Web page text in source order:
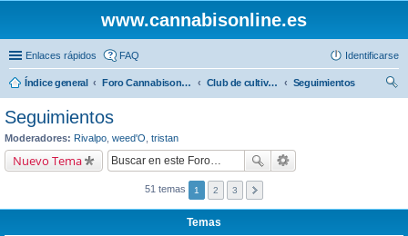
www.cannabisonline.es
Enlaces rápidos FAQ Identificarse
Índice general Foro Cannabisonline Club de cultivo Cannabisonline
Seguimientos
Seguimientos
Moderadores: Rivalpo weed'O tristan
Nuevo Tema
51 temas 1 2 3
Temas